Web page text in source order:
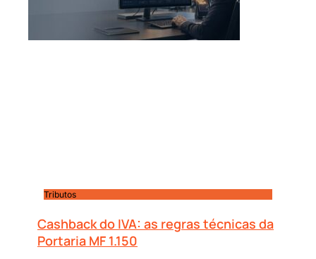
Tributos
Cashback do IVA: as regras técnicas da
Portaria MF 1.150